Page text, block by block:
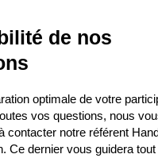
de nos
optimale de votre
vos questions, nous
contacter notre référent
Ce dernier vous guidera tout